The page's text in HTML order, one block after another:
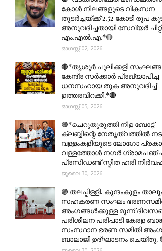
കോൾ നിലങ്ങളുടെ വികസന
തുടർച്ചയ്ക്ക് 2.52 കോടി രൂപ
അനുവദിച്ചതായി സേവ്യർ
എം.എൽ.എ.*🔴
ഓഗസ്റ്റ് 02, 2026
🔴*തൃശൂര്‍ പുലിക്കളി
കേന്ദ്ര സര്‍ക്കാര്‍ പ്രഖ്യാപിച്ച
ധനസഹായ തുക അനുവദിച്ച്
ഉത്തരവിറക്കി.*🔴
ഓഗസ്റ്റ് 05, 2026
🟣*ചെറുതുരുത്തി നിള ബോട്ട്
ക്ലബ്ബിന്റെ നേതൃത്വത്തിൽ
വള്ളംകളിയുടെ ലോഗോ
വള്ളത്തോൾ നഗർ
പ്രസിഡണ്ട് സ്മിത ഹരി
ജൂലൈ 30, 2026
🟣 തലപ്പിള്ളി, കുന്ദംകുളം
സഹകരണ സംഘം
അംഗങ്ങൾക്കുള്ള മൂന്ന്
പരിശീലന പരിപാടി കേരള
സംസ്ഥാന ഭരണ സമിതി
ബാലാജി ഉദ്ഘാടനം ചെയ്തു.